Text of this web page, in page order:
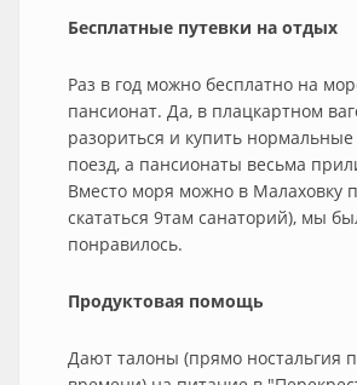
Бесплатные путевки на отдых
Раз в год можно бесплатно на
пансионат. Да, в плацкартном
разориться и купить
поезд, а пансионаты весьма
Вместо моря можно в Малаховку
скататься 9там санаторий), мы
понравилось.
Продуктовая помощь
Дают талоны (прямо ностальгия